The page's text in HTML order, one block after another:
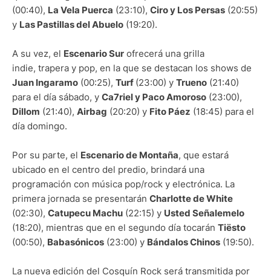
(00:40), La Vela Puerca (23:10), Ciro y Los Persas (20:55)
y Las Pastillas del Abuelo (19:20).
A su vez, el Escenario Sur ofrecerá una grilla
indie, trapera y pop, en la que se destacan los shows de
Juan Ingaramo (00:25), Turf (23:00) y Trueno (21:40)
para el día sábado, y Ca7riel y Paco Amoroso (23:00),
Dillom (21:40), Airbag (20:20) y Fito Páez (18:45) para el
día domingo.
Por su parte, el Escenario de Montaña, que estará
ubicado en el centro del predio, brindará una
programación con música pop/rock y electrónica. La
primera jornada se presentarán Charlotte de White
(02:30), Catupecu Machu (22:15) y Usted Señalemelo
(18:20), mientras que en el segundo día tocarán Tiësto
(00:50), Babasónicos (23:00) y Bándalos Chinos (19:50).
La nueva edición del Cosquín Rock será transmitida por